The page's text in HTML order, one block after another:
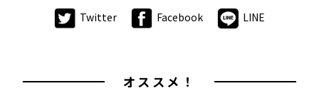
Twitter Facebook LINE
オススメ！